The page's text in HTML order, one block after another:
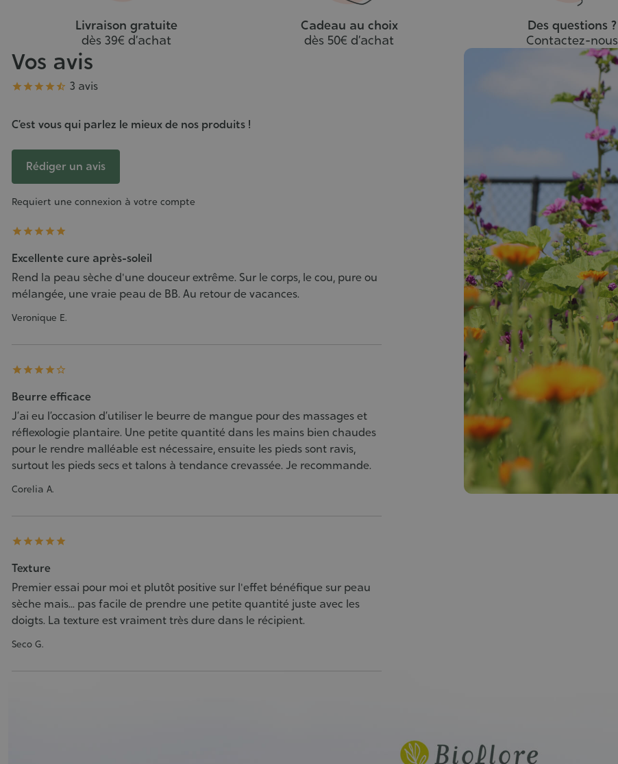
Livraison gratuite
dès 39€ d’achat
Cadeau au choix
dès 50€ d’achat
Des questions ?
Contactez-nous
Vos avis
Note
     3 avis
C’est vous qui parlez le mieux de nos produits !
Rédiger un avis
Requiert une connexion à votre compte
    
Excellente cure après-soleil
Rend la peau sèche d'une douceur extrême. Sur le corps, le cou, pure ou
mélangée, une vraie peau de BB. Au retour de vacances.
Veronique E.
    
Beurre efficace
J’ai eu l’occasion d’utiliser le beurre de mangue pour des massages et
réflexologie plantaire. Une petite quantité dans les mains bien chaudes
pour le rendre malléable est nécessaire, ensuite les pieds sont ravis,
surtout les pieds secs et talons à tendance crevassée. Je recommande.
Corelia A.
    
Texture
Premier essai pour moi et plutôt positive sur l'effet bénéfique sur peau
sèche mais... pas facile de prendre une petite quantité juste avec les
doigts. La texture est vraiment très dure dans le récipient.
Seco G.